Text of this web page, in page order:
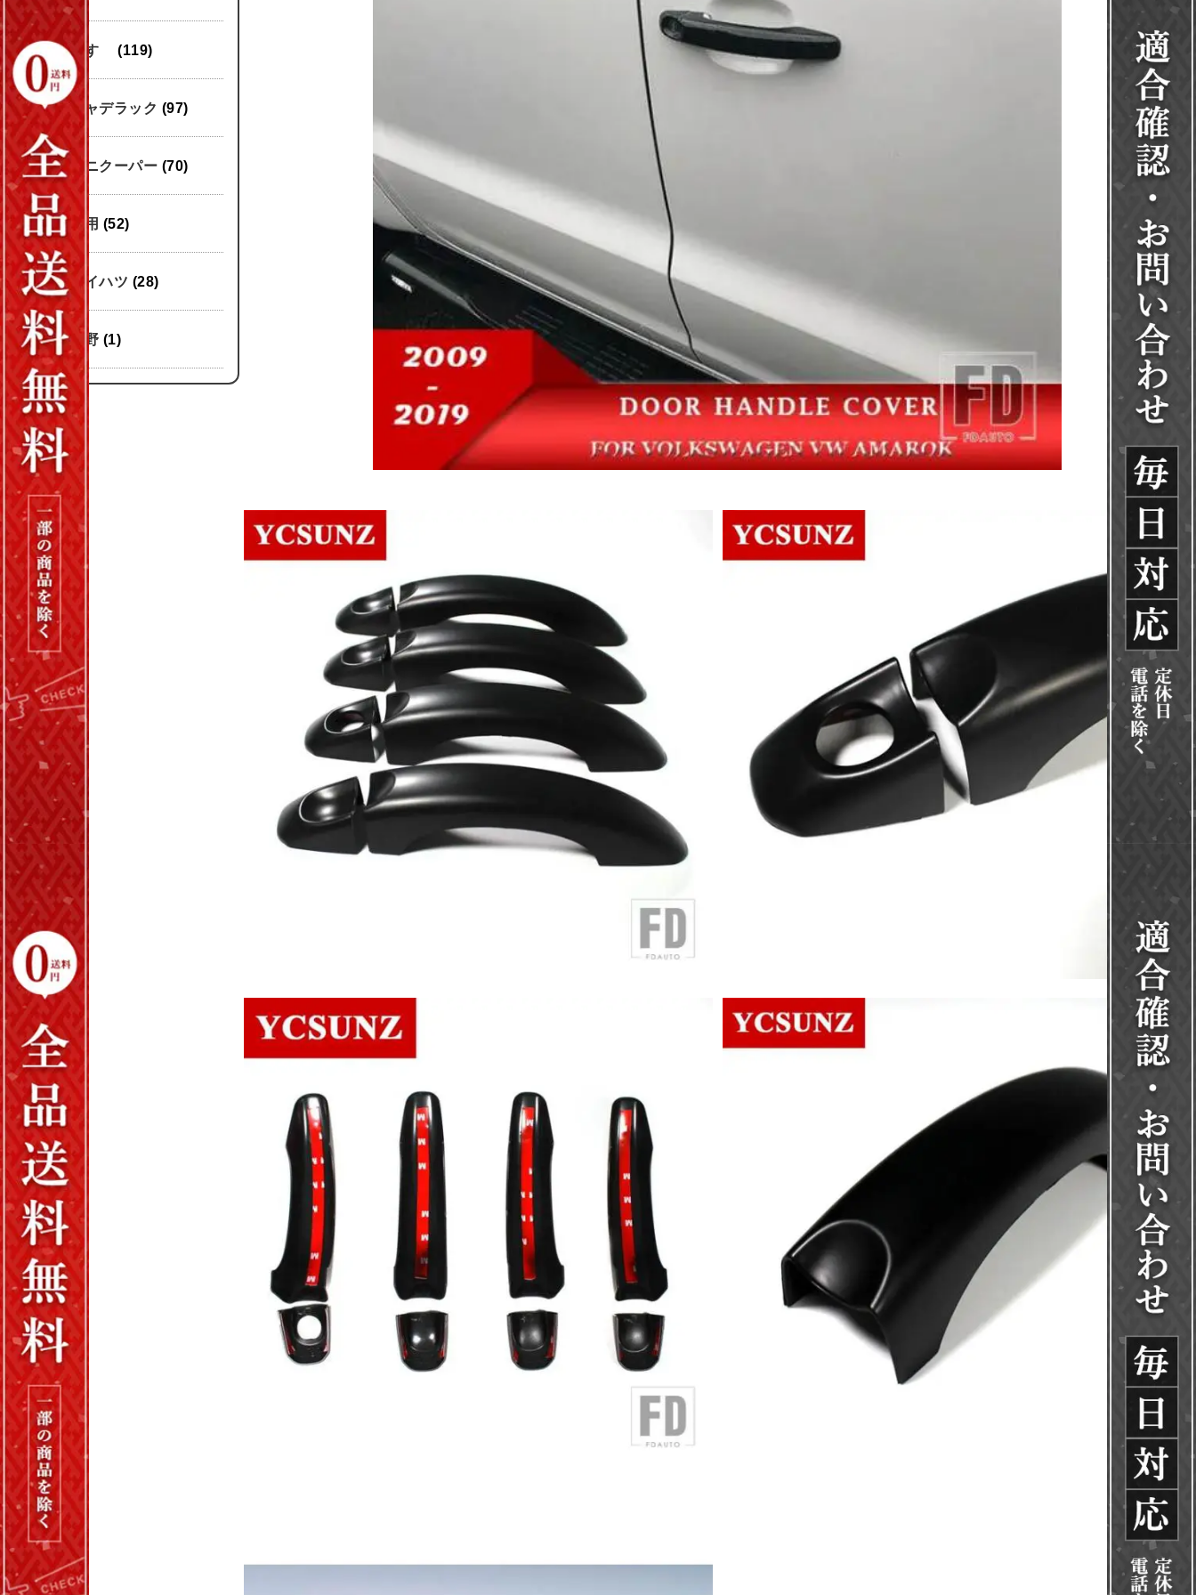
いすゞ (119)
キャデラック (97)
ミニクーパー (70)
汎用 (52)
ダイハツ (28)
日野 (1)